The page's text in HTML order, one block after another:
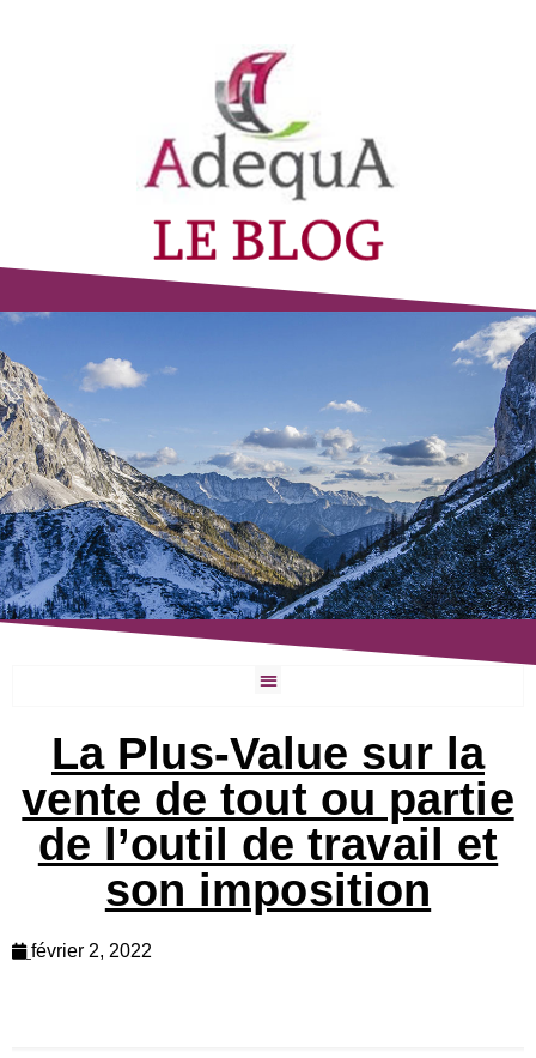
La Plus-Value sur la
vente de tout ou partie
de l’outil de travail et
son imposition
février 2, 2022